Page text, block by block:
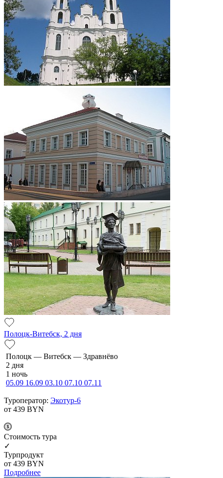
Полоцк-Витебск, 2 дня
По­лоцк — Ви­тебск — Здравнёво
2 дня
1 ночь
05.09 16.09 03.10 07.10 07.11
Туроператор: Экотур-6
от 439 BYN
Cтоимость тура
✓
Турпродукт
от 439 BYN
Подробнее